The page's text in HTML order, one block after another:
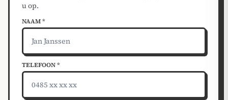
u op.
NAAM *
TELEFOON *